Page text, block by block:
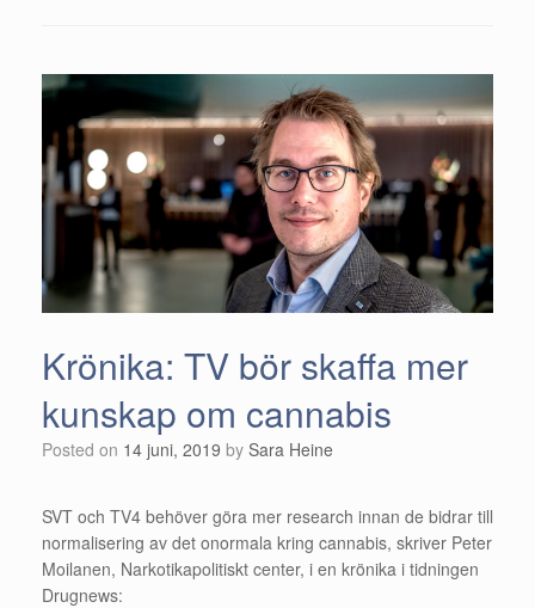
Krönika: TV bör skaffa mer
kunskap om cannabis
Posted on 14 juni, 2019 by Sara Heine
SVT och TV4 behöver göra mer research innan de bidrar till
normalisering av det onormala kring cannabis, skriver Peter
Moilanen, Narkotikapolitiskt center, i en krönika i tidningen
Drugnews: